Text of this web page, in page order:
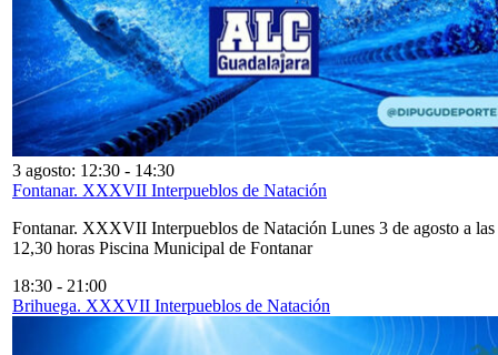
3 agosto: 12:30 - 14:30
Fontanar. XXXVII Interpueblos de Natación
Fontanar. XXXVII Interpueblos de Natación Lunes 3 de agosto a las
12,30 horas Piscina Municipal de Fontanar
18:30 - 21:00
Brihuega. XXXVII Interpueblos de Natación